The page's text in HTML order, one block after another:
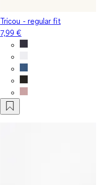
Tricou - regular fit
7,99 €